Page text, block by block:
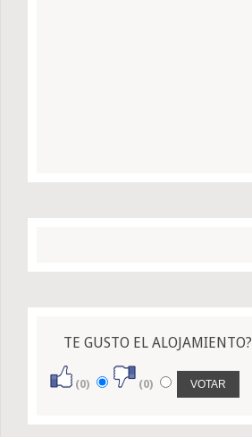
TE GUSTO EL ALOJAMIENTO?
(0) (0)